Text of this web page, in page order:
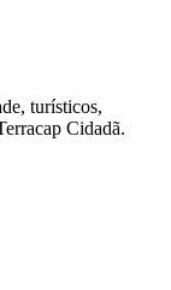
turísticos,
Cidadã.